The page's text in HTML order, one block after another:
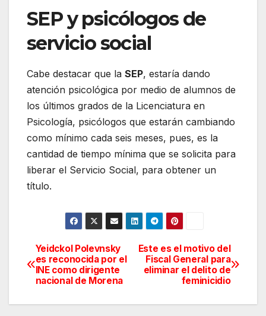
SEP y psicólogos de
servicio social
Cabe destacar que la SEP, estaría dando
atención psicológica por medio de alumnos de
los últimos grados de la Licenciatura en
Psicología, psicólogos que estarán cambiando
como mínimo cada seis meses, pues, es la
cantidad de tiempo mínima que se solicita para
liberar el Servicio Social, para obtener un
título.
Navegación
de
entradas
Este es el motivo del
Fiscal General para
eliminar el delito de
feminicidio
Yeidckol Polevnsky
es reconocida por el
INE como dirigente
nacional de Morena